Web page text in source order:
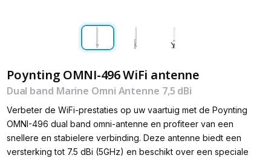
Poynting OMNI-496 WiFi antenne
Dual band Marine Omni Antenne 7,5 dBi
Verbeter de WiFi-prestaties op uw vaartuig met de Poynting
OMNI-496 dual band omni-antenne en profiteer van een
snellere en stabielere verbinding. Deze antenne biedt een
versterking tot 7.5 dBi (5GHz) en beschikt over een speciale